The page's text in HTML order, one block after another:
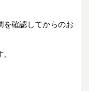
を確認してからのお